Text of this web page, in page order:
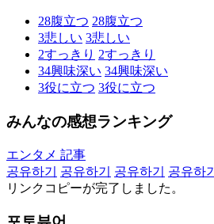
28腹立つ 28腹立つ
3悲しい 3悲しい
2すっきり 2すっきり
34興味深い 34興味深い
3役に立つ 3役に立つ
みんなの感想ランキング
エンタメ 記事
공유하기
공유하기 공유하기 공유하기
リンクコピーが完了しました。